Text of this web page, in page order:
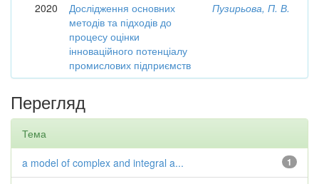
2020
Дослідження основних
методів та підходів до
процесу оцінки
інноваційного потенціалу
промислових підприємств
Пузирьова, П. В.
Перегляд
Тема
1
a model of complex and integral a...